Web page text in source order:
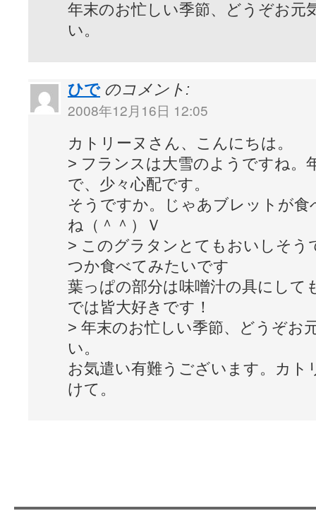
年末のお忙しい季節、どうぞお元
い。
ひで のコメント:
2008年12月16日 12:05
カトリーヌさん、こんにちは。
> フランスは大雪のようですね。
で、少々心配です。
そうですか。じゃあブレットが
ね（＾＾）Ｖ
> このグラタンとてもおいしそう
つか食べてみたいです
葉っぱの部分は味噌汁の具にして
では皆大好きです！
> 年末のお忙しい季節、どうぞお
い。
お気遣い有難うございます。カト
けて。